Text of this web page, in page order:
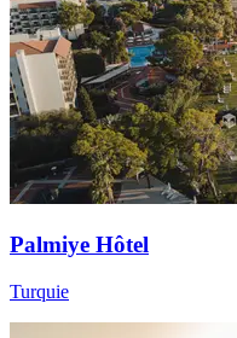
Palmiye Hôtel
Turquie